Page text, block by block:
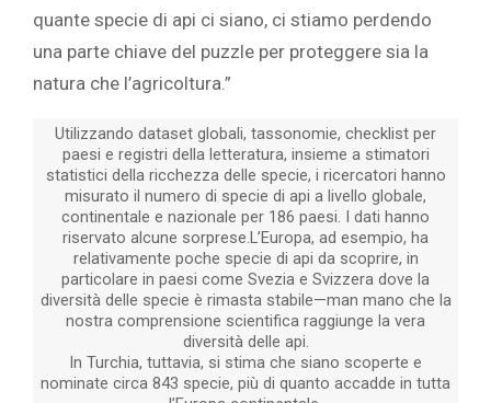
quante specie di api ci siano, ci stiamo perdendo
una parte chiave del puzzle per proteggere sia la
natura che l’agricoltura.”
Utilizzando dataset globali, tassonomie, checklist per
paesi e registri della letteratura, insieme a stimatori
statistici della ricchezza delle specie, i ricercatori hanno
misurato il numero di specie di api a livello globale,
continentale e nazionale per 186 paesi. I dati hanno
riservato alcune sorprese.L’Europa, ad esempio, ha
relativamente poche specie di api da scoprire, in
particolare in paesi come Svezia e Svizzera dove la
diversità delle specie è rimasta stabile—man mano che la
nostra comprensione scientifica raggiunge la vera
diversità delle api.
In Turchia, tuttavia, si stima che siano scoperte e
nominate circa 843 specie, più di quanto accadde in tutta